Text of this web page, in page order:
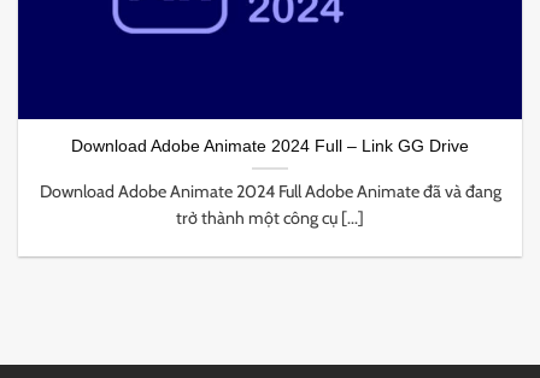
Download Adobe Animate 2024 Full – Link GG Drive
Download Adobe Animate 2024 Full Adobe Animate đã và đang
trở thành một công cụ [...]